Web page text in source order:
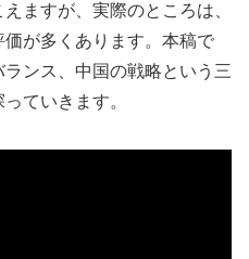
ますが、実際のところは、
が多くあります。本稿で
ンス、中国の戦略という三
ていきます。